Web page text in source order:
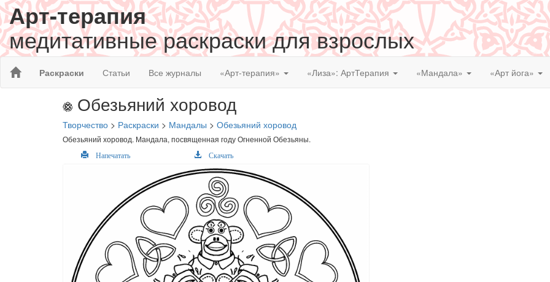
Арт-терапия
медитативные раскраски для взрослых
Раскраски Статьи Все журналы «Арт-терапия» «Лиза»: АртТерапия «Мандала» «Арт йога»
Обезьяний хоровод
Творчество > Раскраски > Мандалы > Обезьяний хоровод
Обезьяний хоровод. Мандала, посвященная году Огненной Обезьяны.
Напечатать Скачать